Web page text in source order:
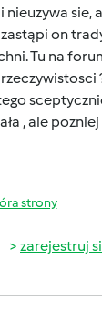
sie,
on
Tu na
, ale
strony
zarejestruj